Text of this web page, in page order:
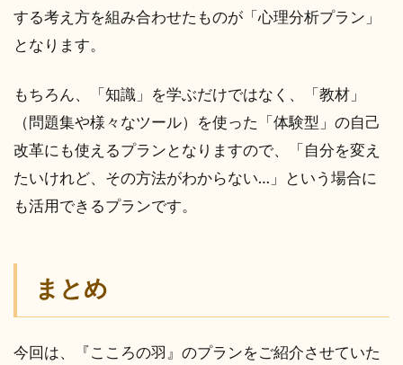
する考え方を組み合わせたものが「心理分析プラン」
となります。
もちろん、「知識」を学ぶだけではなく、「教材」
（問題集や様々なツール）を使った「体験型」の自己
改革にも使えるプランとなりますので、「自分を変え
たいけれど、その方法がわからない…」という場合に
も活用できるプランです。
まとめ
今回は、『こころの羽』のプランをご紹介させていた